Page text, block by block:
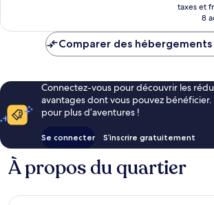
taxes et
8
Comparer des hébergements
Connectez-vous pour découvrir les
avantages dont vous pouvez
pour plus d’aventures !
Se connecter S’inscrire gratuitement
À propos du quartier